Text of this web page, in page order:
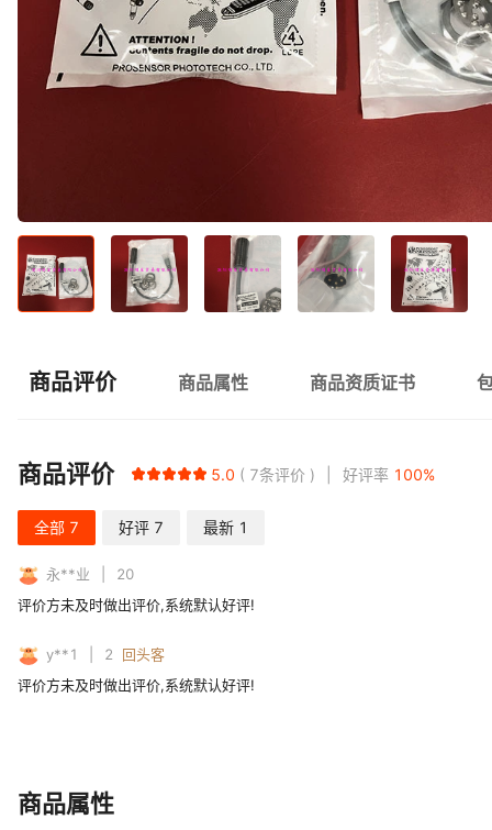
商品评价 商品属性 商品资质证书
商品评价 5.0 7条评价 好评率 100%
全部 7 好评 7 最新 1
永**业
20
评价方未及时做出评价,系统默认好评!
y**1 2
回头客
评价方未及时做出评价,系统默认好评!
商品属性